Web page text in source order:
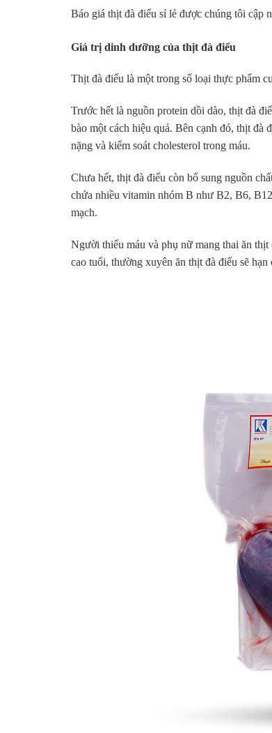
Báo giá thịt đà điểu sỉ lẻ được chúng tôi cập
Giá trị dinh dưỡng của thịt đà điểu
Thịt đà điểu là một trong số loại thực phẩm
Trước hết là nguồn protein dồi dào, thịt đà
bào một cách hiệu quả. Bên cạnh đó, thịt đà
nặng và kiểm soát cholesterol trong máu.
Chưa hết, thịt đà điểu còn bổ sung nguồn
chứa nhiều vitamin nhóm B như B2, B6,
mạch.
Người thiếu máu và phụ nữ mang thai ăn
cao tuổi, thường xuyên ăn thịt đà điểu sẽ